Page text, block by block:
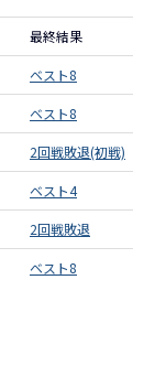
最終結果
ベスト8
ベスト8
2回戦敗退(初戦)
ベスト4
2回戦敗退
ベスト8